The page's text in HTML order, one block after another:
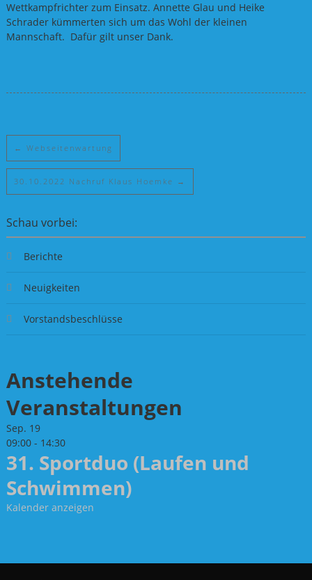
Wettkampfrichter zum Einsatz. Annette Glau und Heike
Schrader kümmerten sich um das Wohl der kleinen
Mannschaft. Dafür gilt unser Dank.
← Webseitenwartung
30.10.2022 Nachruf Klaus Hoemke →
Schau vorbei:
Berichte
Neuigkeiten
Vorstandsbeschlüsse
Anstehende
Veranstaltungen
Sep. 19
09:00- 14:30
31. Sportduo (Laufen und
Schwimmen)
Kalender anzeigen